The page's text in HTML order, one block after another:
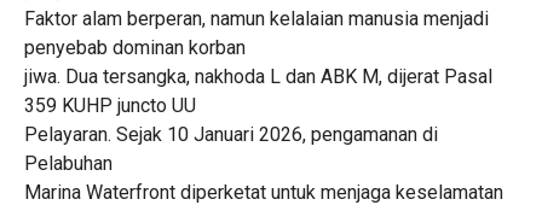
Faktor alam berperan, namun kelalaian manusia menjadi
penyebab dominan korban
jiwa. Dua tersangka, nakhoda L dan ABK M, dijerat Pasal
359 KUHP juncto UU
Pelayaran. Sejak 10 Januari 2026, pengamanan di
Pelabuhan
Marina Waterfront diperketat untuk menjaga keselamatan